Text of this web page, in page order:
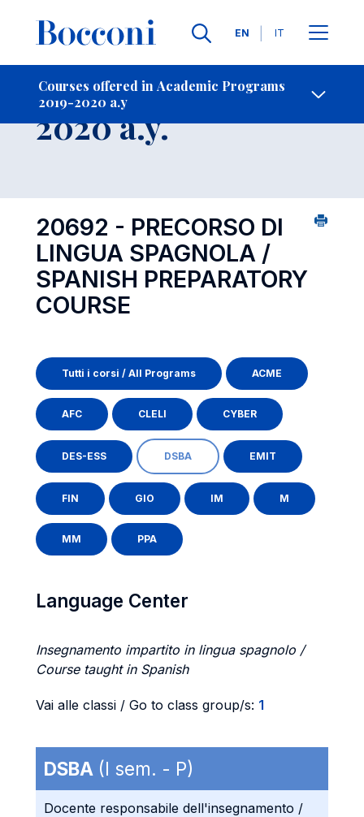
Languages
EN IT
Courses offered in Academic Programs
2019-2020 a.y
- Contact Us
Course 2019-
2020 a.y.
20692 - PRECORSO DI
LINGUA SPAGNOLA /
SPANISH PREPARATORY
COURSE
Tutti i corsi / All Programs ACME
AFC CLELI CYBER
DES-ESS DSBA EMIT
FIN GIO IM M
MM PPA
Language Center
Insegnamento impartito in lingua spagnolo /
Course taught in Spanish
Vai alle classi / Go to class group/s: 1
DSBA (I sem. - P)
Docente responsabile dell'insegnamento /